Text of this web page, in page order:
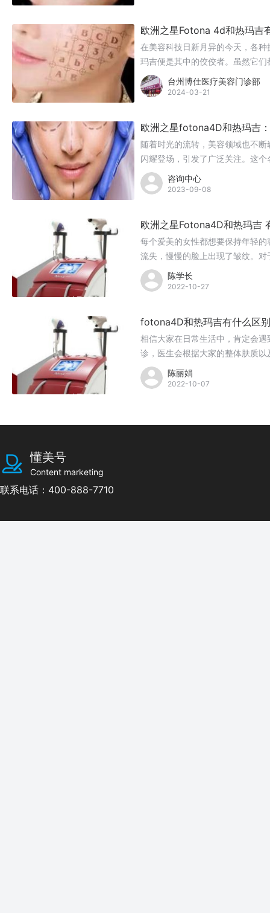
欧洲之星Fotona 4d和热玛吉
在美容科技日新月异的今天，各
玛吉便是其中的佼佼者。虽然它
治疗形式等方面有着显著的不同。
台州博仕医疗美容门诊部
2024-03-21
欧洲之星fotona4D和热玛吉
随着时光的流转，美容领域也不
闪耀登场，引发了广泛关注。这
魔力。在热玛吉五代技术风起云
疑。然而，任何美容项目都无法
咨询中心
2023-09-08
欧洲之星Fotona4D和热玛吉
每个爱美的女性都想要保持年轻
流失，慢慢的脸上出现了皱纹。
式来除皱，而不少人会选择做一
之处？
陈学长
2022-10-27
fotona4D和热玛吉有什么区
相信大家在日常生活中，肯定会
诊，医生会根据大家的整体肤质
和热玛吉有什么区别？做哪种比较
陈丽娟
2022-10-07
懂美号
Content marketing
联系电话：400-888-7710